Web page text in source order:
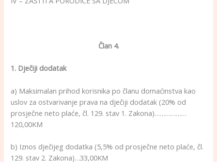
Član 4.
1. Dječiji dodatak
a) Maksimalan prihod korisnika po članu domaćinstva kao
uslov za ostvarivanje prava na dječiji dodatak (20% od
prosječne neto plaće, čl. 129. stav 1. Zakona)………………
120,00KM
b) Iznos dječijeg dodatka (5,5% od prosječne neto plaće, čl.
129. stav 2. Zakona)…33,00KM